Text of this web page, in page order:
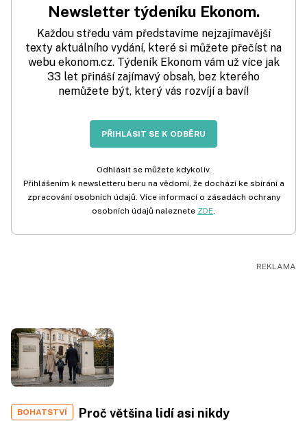
Newsletter týdeníku Ekonom.
Každou středu vám představíme nejzajímavější
texty aktuálního vydání, které si můžete přečíst na
webu ekonom.cz. Týdeník Ekonom vám už více jak
33 let přináší zajímavý obsah, bez kterého
nemůžete být, který vás rozvíjí a baví!
PŘIHLÁSIT SE K ODBĚRU
Odhlásit se můžete kdykoliv.
Přihlášením k newsletteru beru na vědomí, že dochází ke sbírání a
zpracování osobních údajů. Více informací o zásadách ochrany
osobních údajů naleznete ZDE.
BOHATSTVÍ
Proč většina lidí asi nikdy